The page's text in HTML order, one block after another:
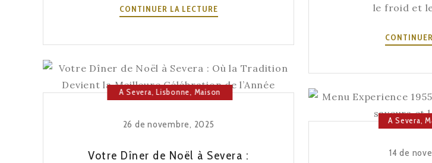
CONTINUER LA LECTUREFERMÉ
25
DÉCEMBRE
le froid et
A Severa,Lisbonne, Maison
26 de novembre, 2025
Votre Dîner de Noël à Severa :
A Severa,
14 de